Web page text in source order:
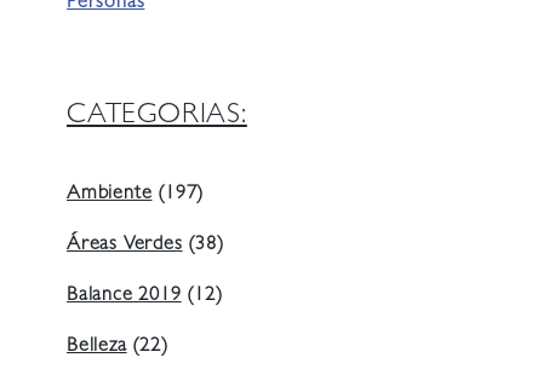
Personas
CATEGORIAS:
Ambiente(197)
Áreas Verdes(38)
Balance 2019(12)
Belleza(22)